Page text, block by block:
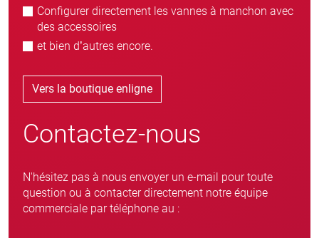
Configurer directement les vannes à manchon avec
des accessoires
et bien d’autres encore.
Vers la boutique enligne
Contactez-nous
N'hésitez pas à nous envoyer un e-mail pour toute
question ou à contacter directement notre équipe
commerciale par téléphone au :